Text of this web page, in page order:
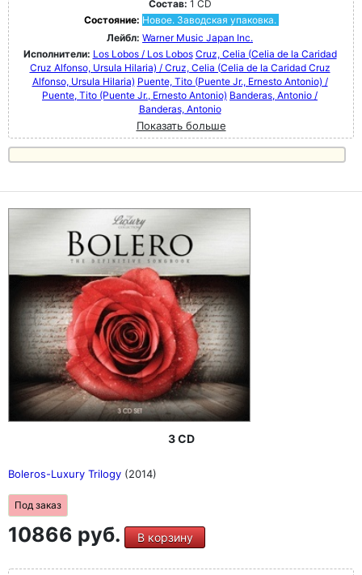
Состав: 1 CD
Состояние: Новое. Заводская упаковка.
Лейбл: Warner Music Japan Inc.
Исполнители: Los Lobos / Los Lobos Cruz, Celia (Celia de la Caridad
Cruz Alfonso, Ursula Hilaria) / Cruz, Celia (Celia de la Caridad Cruz
Alfonso, Ursula Hilaria) Puente, Tito (Puente Jr., Ernesto Antonio) /
Puente, Tito (Puente Jr., Ernesto Antonio) Banderas, Antonio /
Banderas, Antonio
Показать больше
3 CD
Boleros-Luxury Trilogy (2014)
Под заказ
10866 руб. В корзину